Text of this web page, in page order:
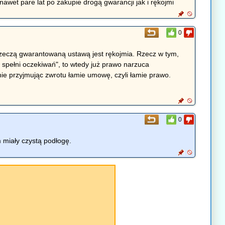
pare lat po zakupie drogą gwarancji jak i rękojmi
0
gwarantowaną ustawą jest rękojmia. Rzecz w tym,
oczekiwań", to wtedy już prawo narzuca
przyjmując zwrotu łamie umowę, czyli łamie prawo.
0
czystą podłogę.